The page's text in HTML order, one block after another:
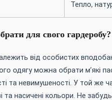
Тепло,
для свого гардеробу?
від особистих
одягу можна обрати м’які
та невимушеності. У той же
та насичені кольори. Не